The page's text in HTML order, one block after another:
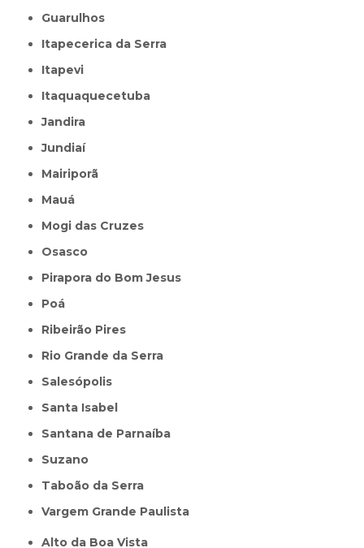
Guarulhos
Itapecerica da Serra
Itapevi
Itaquaquecetuba
Jandira
Jundiaí
Mairiporã
Mauá
Mogi das Cruzes
Osasco
Pirapora do Bom Jesus
Poá
Ribeirão Pires
Rio Grande da Serra
Salesópolis
Santa Isabel
Santana de Parnaíba
Suzano
Taboão da Serra
Vargem Grande Paulista
Alto da Boa Vista